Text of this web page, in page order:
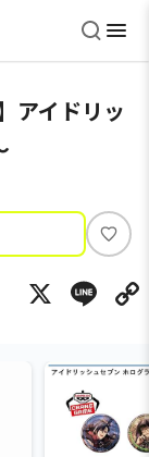
アイドリッ
い
ね
X